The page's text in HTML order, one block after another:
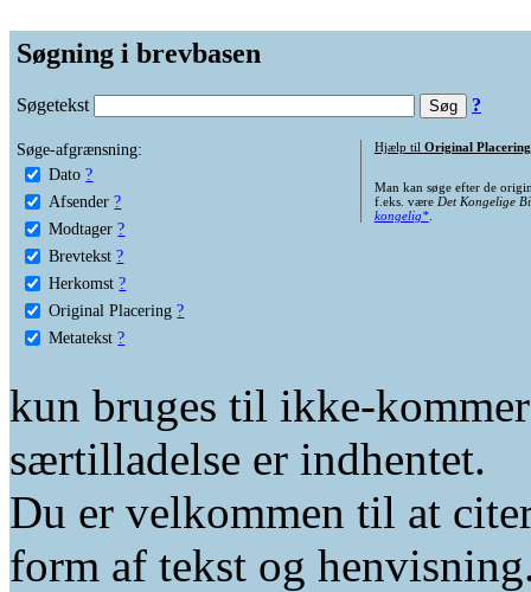
Søgning i brevbasen
Søgetekst ?
Søge-afgrænsning:
Dato ?
Afsender ?
Modtager ?
Brevtekst ?
Herkomst ?
Original Placering ?
Metatekst ?
Hjælp til Original Placering
Man kan søge efter de
f.eks. være Det Kongelige
kongelig*.
kun bruges til ikke-
særtilladelse er indhentet.
Du er velkommen til at
form af tekst og